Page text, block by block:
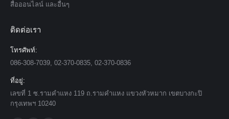
สื่อออนไลน์ และอื่นๆ
ติดต่อเรา
โทรศัพท์:
086-308-7039, 02-370-0835, 02-370-0836
ที่อยู่:
เลขที่ 1 ซ.รามคำแหง 119 ถ.รามคำแหง แขวงหัวหมาก เขตบางกะปิ
กรุงเทพฯ 10240